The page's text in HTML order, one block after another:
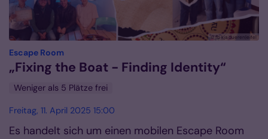
© fb kja dueren|eifel
Escape Room:
„Fixing the Boat - Finding Identity“
Weniger als 5 Plätze frei
Freitag, 11. April 2025 15:00
Es handelt sich um einen mobilen Escape Room